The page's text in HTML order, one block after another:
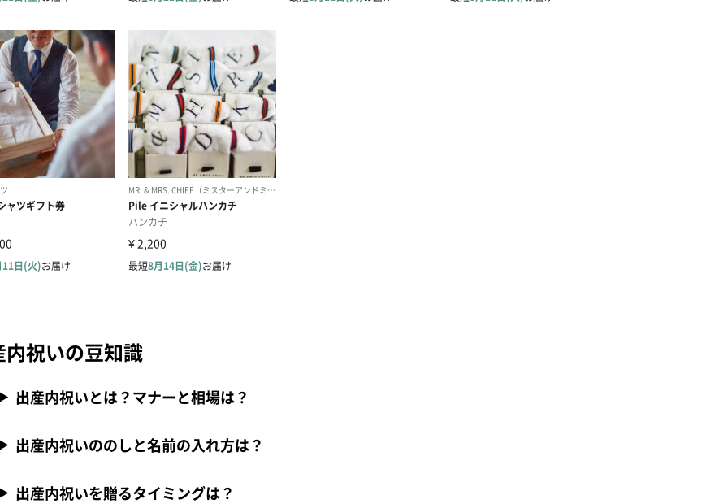
内祝いの豆知識
出産内祝いとは？マナーと相場は？
出産内祝いののしと名前の入れ方は？
出産内祝いを贈るタイミングは？